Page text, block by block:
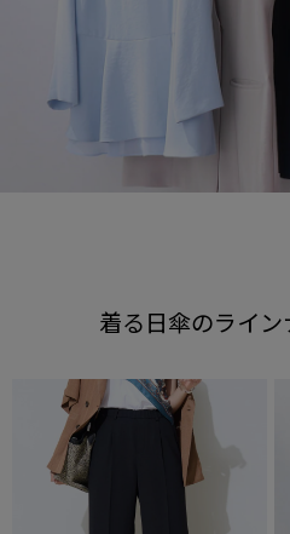
着る日傘のライ